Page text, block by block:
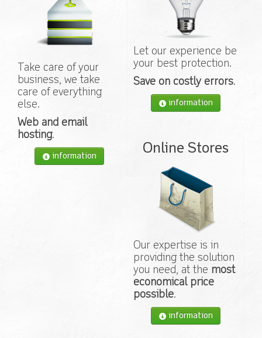
Take care of your
business, we take
care of everything
else.
Web and email
hosting.
information
Let our experience be
your best protection.
Save on costly errors.
information
Online Stores
Our expertise is in
providing the solution
you need, at the most
economical price
possible.
information